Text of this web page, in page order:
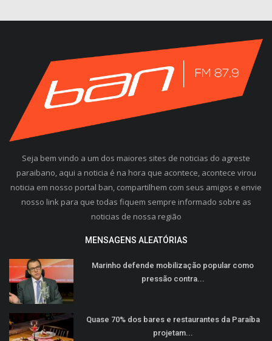
Seja bem vindo a um dos maiores sites de noticias do agreste
paraibano, aqui a noticia é na hora que acontece, acontece virou
noticia em nosso portal ban, compartilhem com seus amigos e envie
nosso link para que todas fiquem sempre informado sobre as
noticias de nossa região
MENSAGENS ALEATÓRIAS
Marinho defende mobilização popular como
pressão contra...
Quase 70% dos bares e restaurantes da Paraíba
projetam...